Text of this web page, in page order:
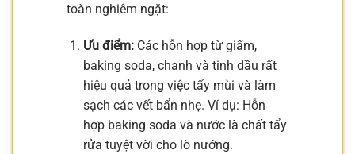
toàn nghiêm ngặt:
Ưu điểm:Các hỗn hợp từ giấm,
baking soda, chanh và tinh dầu rất
hiệu quả trong việc tẩy mùi và làm
sạch các vết bẩn nhẹ. Ví dụ: Hỗn
hợp baking soda và nước là chất tẩy
rửa tuyệt vời cho lò nướng.